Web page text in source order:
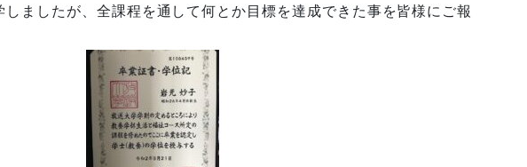
ましたが、全課程を通して何とか目標を達成できた事を皆様にご報